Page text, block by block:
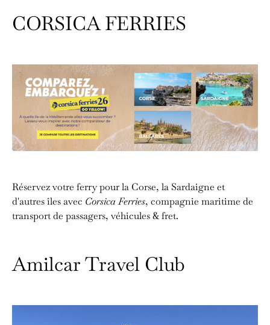
CORSICA FERRIES
Réservez votre ferry pour la Corse, la Sardaigne et
d'autres îles avec Corsica Ferries, compagnie maritime de
transport de passagers, véhicules & fret.
Amilcar Travel Club